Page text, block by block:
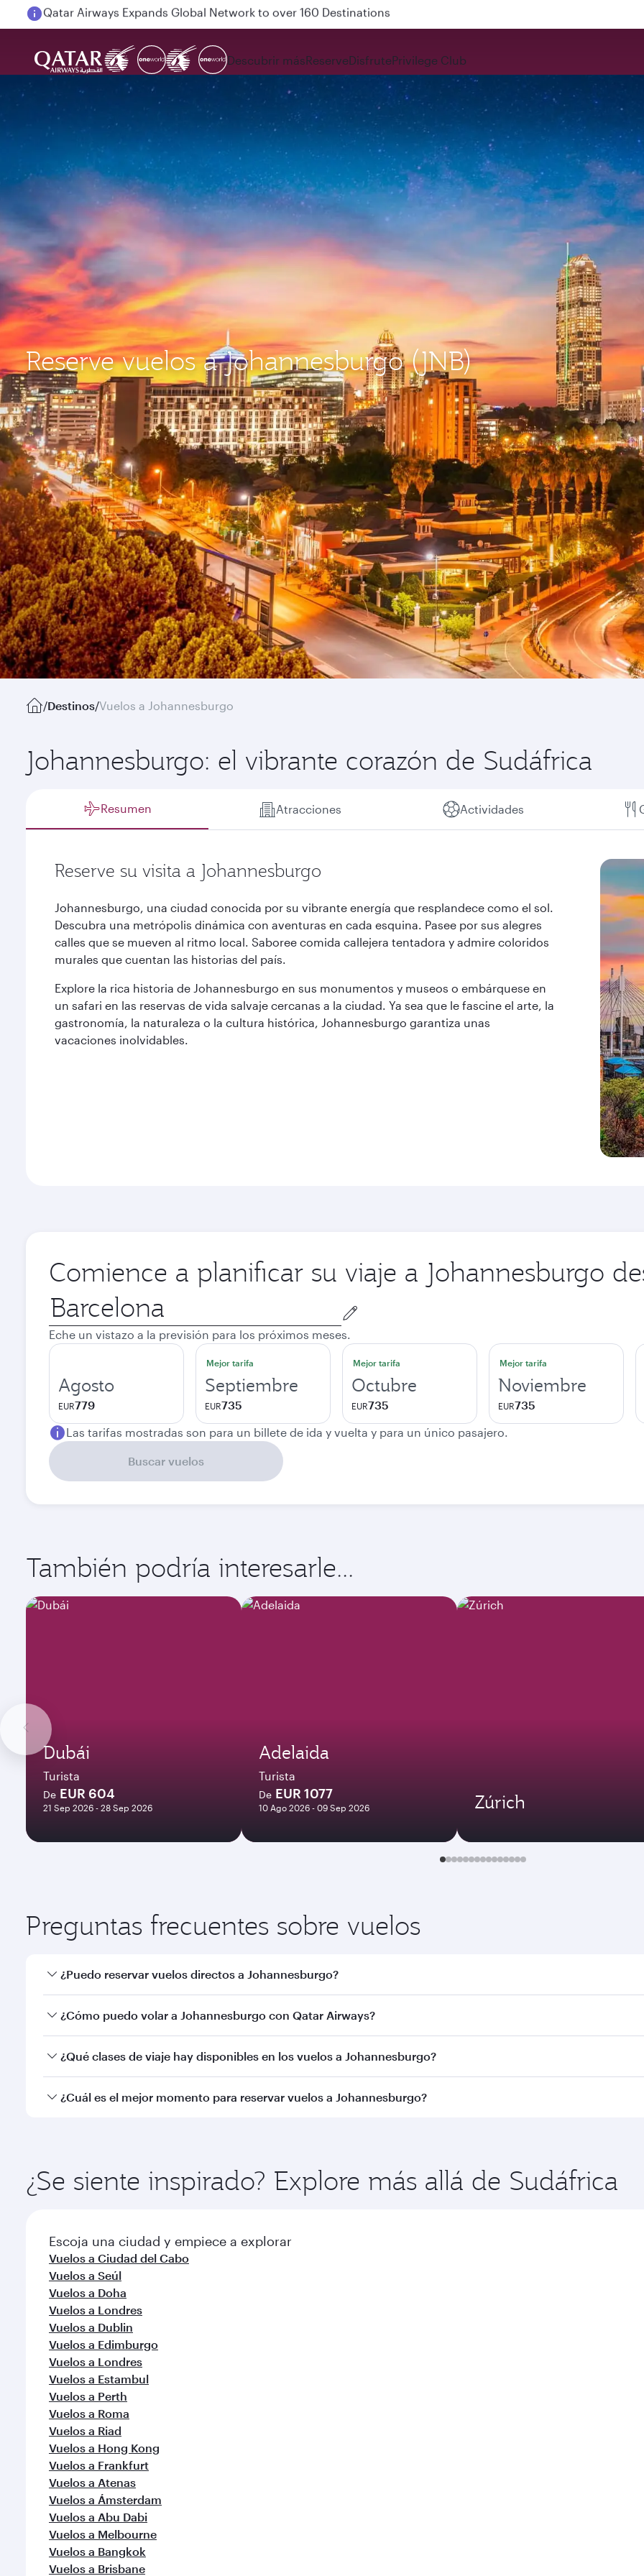
Passengers flying between Doha and Auckland on QR914 and QR915
Descubrir másReserveDisfrutePrivilege Club
Reserve vuelos a Johannesburgo (JNB)
/Destinos/Vuelos a Johannesburgo
Johannesburgo: el vibrante corazón de Sudáfrica
Resumen Atracciones Actividades
Reserve su visita a Johannesburgo
Johannesburgo, una ciudad conocida por su vibrante energía que resplandece como el sol.
Descubra una metrópolis dinámica con aventuras en cada esquina. Pasee por sus alegres
calles que se mueven al ritmo local. Saboree comida callejera tentadora y admire coloridos
murales que cuentan las historias del país.
Explore la rica historia de Johannesburgo en sus monumentos y museos o embárquese en
un safari en las reservas de vida salvaje cercanas a la ciudad. Ya sea que le fascine el arte, la
gastronomía, la naturaleza o la cultura histórica, Johannesburgo garantiza unas
vacaciones inolvidables.
Comience a planificar su viaje a Johannesburgo
Ciudad
de
salida
Eche un vistazo a la previsión para los próximos meses.
Agosto
EUR779
Mejor tarifa
Septiembre
EUR735
Mejor tarifa
Octubre
EUR735
Mejor tarifa
Noviembre
EUR735
Las tarifas mostradas son para un billete de ida y vuelta y para un único pasajero.
Buscar vuelos
También podría interesarle...
Dubái
Turista
De EUR 604
21 Sep 2026 - 28 Sep 2026
Adelaida
Turista
De EUR 1077
10 Ago 2026 - 09 Sep 2026 Zúrich
Preguntas frecuentes sobre vuelos
¿Puedo reservar vuelos directos a Johannesburgo?
Sí, Qatar Airways opera vuelos directos a Johannesburgo. Busque vuelos a través en nuestra página de
¿Cómo puedo volar a Johannesburgo con Qatar Airways?
Puede volar directamente a Johannesburgo con Qatar Airways. Le conectamos con más de 150 destinos a
¿Qué clases de viaje hay disponibles en los vuelos a Johannesburgo?
La disponibilidad de las clases de viaje dependerá de la ruta y la aerolínea operadora. En el caso de los
¿Cuál es el mejor momento para reservar vuelos a Johannesburgo?
¿Se siente inspirado? Explore más allá de Sudáfrica
Escoja una ciudad y empiece a explorar
Vuelos a Ciudad del Cabo
Vuelos a Seúl
Vuelos a Doha
Vuelos a Londres
Vuelos a Dublin
Vuelos a Edimburgo
Vuelos a Londres
Vuelos a Estambul
Vuelos a Perth
Vuelos a Roma
Vuelos a Riad
Vuelos a Hong Kong
Vuelos a Frankfurt
Vuelos a Atenas
Vuelos a Ámsterdam
Vuelos a Abu Dabi
Vuelos a Melbourne
Vuelos a Bangkok
Vuelos a Brisbane